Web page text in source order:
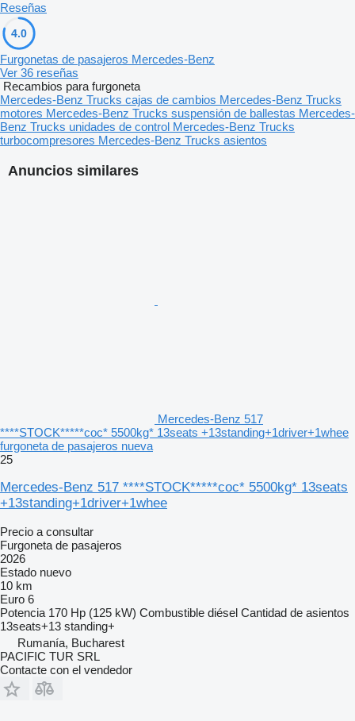
Anuncios similares
Mercedes-Benz 517
****STOCK*****coc* 5500kg* 13seats +13standing+1driver+1whee
furgoneta de pasajeros nueva
25
Mercedes-Benz 517 ****STOCK*****coc* 5500kg* 13seats
+13standing+1driver+1whee
Precio a consultar
Furgoneta de pasajeros
2026
Estado nuevo
10 km
Euro 6
Potencia 170 Hp (125 kW) Combustible diésel Cantidad de asientos
13seats+13 standing+
Rumanía, Bucharest
PACIFIC TUR SRL
Contacte con el vendedor
Reseñas
4.0
Furgonetas de pasajeros Mercedes-Benz
Ver 36 reseñas
Recambios para furgoneta
Mercedes-Benz Trucks cajas de cambios Mercedes-Benz Trucks
motores Mercedes-Benz Trucks suspensión de ballestas Mercedes-
Benz Trucks unidades de control Mercedes-Benz Trucks
turbocompresores Mercedes-Benz Trucks asientos